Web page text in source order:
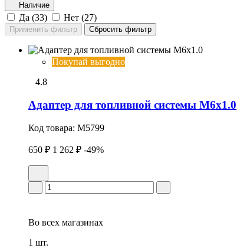
Наличие
Да (33) Нет (27)
Покупай выгодно
4.8
Адаптер для топливной системы M6x1.0
Код товара: M5799
650 ₽ 1 262 ₽ -49%
Во всех магазинах
1 шт.